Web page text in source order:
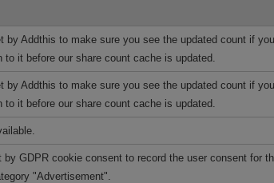
by Addthis to make sure you see the updated count if
to it before our share count cache is updated.
by Addthis to make sure you see the updated count if
to it before our share count cache is updated.
by GDPR cookie consent to record the user consent for
"Advertisement".